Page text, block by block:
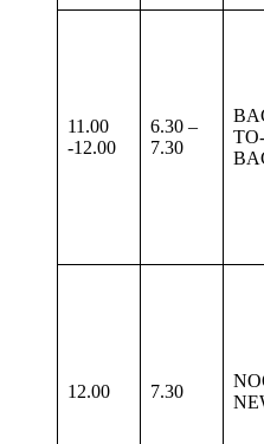
11.00
-12.00
6.30 –
7.30
TO-
12.00 7.30